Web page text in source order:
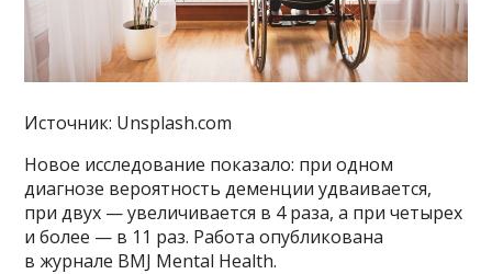
Источник: Unsplash.com
Новое исследование показало: при одном
диагнозе вероятность деменции удваивается,
при двух — увеличивается в 4 раза, а при четырех
и более — в 11 раз. Работа опубликована
в журнале BMJ Mental Health.